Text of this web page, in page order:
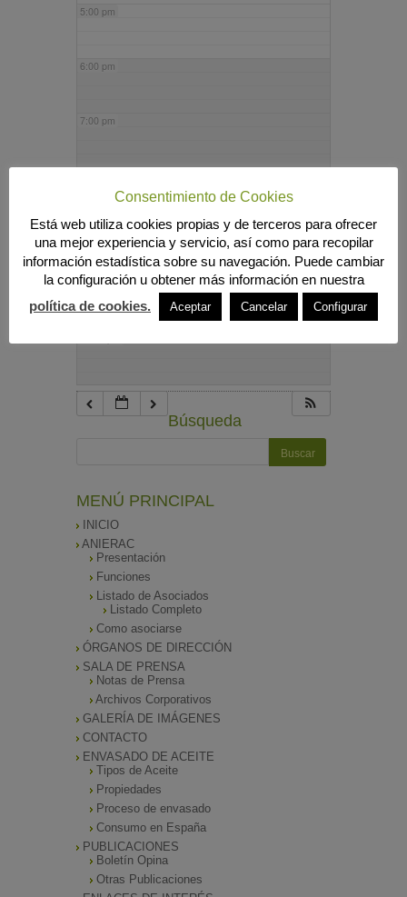
5:00 pm
6:00 pm
7:00 pm
9:00 pm
10:00 pm
Búsqueda
MENÚ PRINCIPAL
INICIO
ANIERAC
Presentación
Funciones
Listado de Asociados
Listado Completo
Como asociarse
ÓRGANOS DE DIRECCIÓN
SALA DE PRENSA
Notas de Prensa
Archivos Corporativos
GALERÍA DE IMÁGENES
CONTACTO
ENVASADO DE ACEITE
Tipos de Aceite
Propiedades
Proceso de envasado
Consumo en España
PUBLICACIONES
Boletín Opina
Otras Publicaciones
Consentimiento de Cookies
Está web utiliza cookies propias y de terceros para ofrecer
una mejor experiencia y servicio, así como para recopilar
información estadística sobre su navegación. Puede cambiar
la configuración u obtener más información en nuestra
política de cookies.
Aceptar Cancelar Configurar